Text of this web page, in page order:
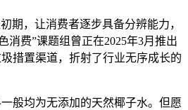
期，让消费者逐步具备分辨能力，
消费”课题组曾正在2025年3月推出
措置渠道，折射了行业无序成长的
般均为无添加的天然椰子水。但愿